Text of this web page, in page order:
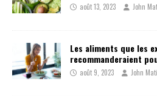
août 13, 2023 John
Les aliments que les
recommanderaient
août 9, 2023 John